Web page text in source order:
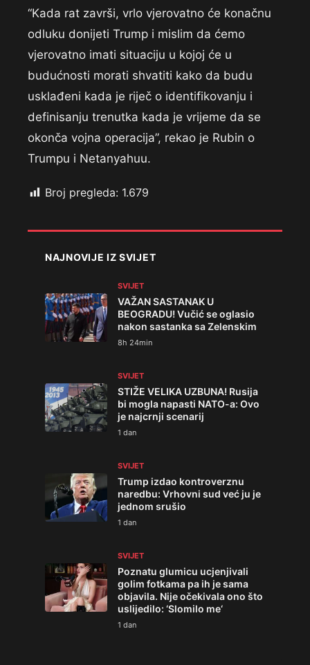
“Kada rat završi, vrlo vjerovatno će konačnu
odluku donijeti Trump i mislim da ćemo
vjerovatno imati situaciju u kojoj će u
budućnosti morati shvatiti kako da budu
usklađeni kada je riječ o identifikovanju i
definisanju trenutka kada je vrijeme da se
okonča vojna operacija”, rekao je Rubin o
Trumpu i Netanyahuu.
Broj pregleda: 1.679
NAJNOVIJE IZ SVIJET
SVIJET
VAŽAN SASTANAK U
BEOGRADU! Vučić se oglasio
nakon sastanka sa Zelenskim
8h 24min
SVIJET
STIŽE VELIKA UZBUNA! Rusija
bi mogla napasti NATO-a: Ovo
je najcrnji scenarij
1 dan
SVIJET
Trump izdao kontroverznu
naredbu: Vrhovni sud već ju je
jednom srušio
1 dan
SVIJET
Poznatu glumicu ucjenjivali
golim fotkama pa ih je sama
objavila. Nije očekivala ono što
uslijedilo: ‘Slomilo me‘
1 dan